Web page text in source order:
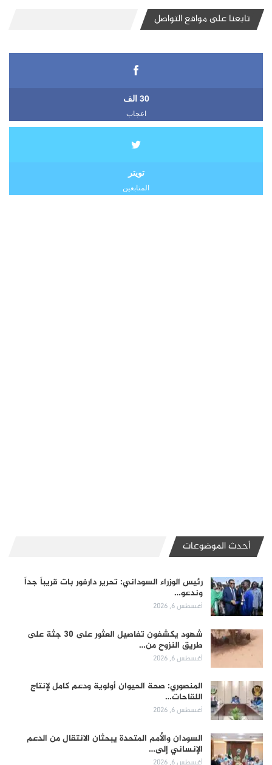
تابعنا على مواقع التواصل
30 الف
اعجاب
تويتر
المتابعين
أحدث الموضوعات
رئيس الوزراء السوداني: تحرير دارفور بات قريباً جداً
وندعو…
أغسطس 6, 2026
شهود يكشفون تفاصيل العثور على 30 جثة على
طريق النزوح من…
أغسطس 6, 2026
المنصوري: صحة الحيوان أولوية ودعم كامل لإنتاج
اللقاحات…
أغسطس 6, 2026
السودان والأمم المتحدة يبحثان الانتقال من الدعم
الإنساني إلى…
أغسطس 6, 2026